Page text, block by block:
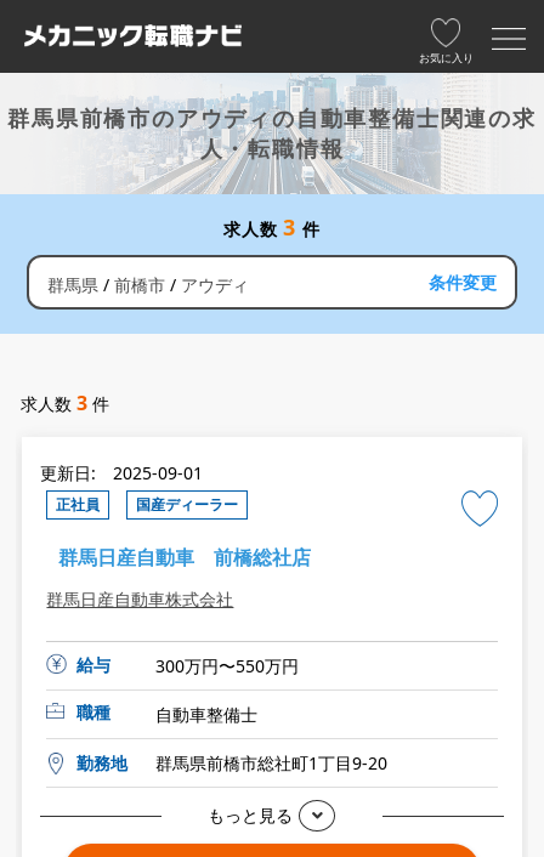
お気に入り
群馬県前橋市のアウディの自動車整備士関連の求
人・転職情報
求人数 3 件
群馬県 前橋市 アウディ 条件変更
求人数3 件
更新日: 2025-09-01
正社員 国産ディーラー
群馬日産自動車 前橋総社店
群馬日産自動車株式会社
給与
300万円〜550万円
職種
自動車整備士
勤務地 群馬県前橋市総社町1丁目9-20
もっと見る